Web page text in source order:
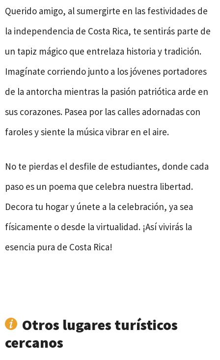
Querido amigo, al sumergirte en las festividades de
la independencia de Costa Rica, te sentirás parte de
un tapiz mágico que entrelaza historia y tradición.
Imagínate corriendo junto a los jóvenes portadores
de la antorcha mientras la pasión patriótica arde en
sus corazones. Pasea por las calles adornadas con
faroles y siente la música vibrar en el aire.
No te pierdas el desfile de estudiantes, donde cada
paso es un poema que celebra nuestra libertad.
Decora tu hogar y únete a la celebración, ya sea
físicamente o desde la virtualidad. ¡Así vivirás la
esencia pura de Costa Rica!
Otros lugares turísticos
cercanos